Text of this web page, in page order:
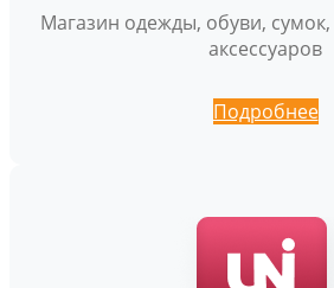
Магазин одежды, обуви,
аксессуаров
Подробнее